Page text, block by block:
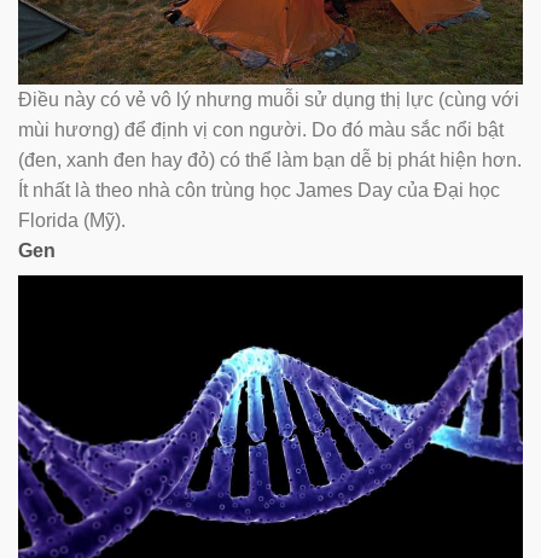
Điều này có vẻ vô lý nhưng muỗi sử dụng thị lực (cùng với
mùi hương) để định vị con người. Do đó màu sắc nổi bật
(đen, xanh đen hay đỏ) có thể làm bạn dễ bị phát hiện hơn.
Ít nhất là theo nhà côn trùng học James Day của Đại học
Florida (Mỹ).
Gen